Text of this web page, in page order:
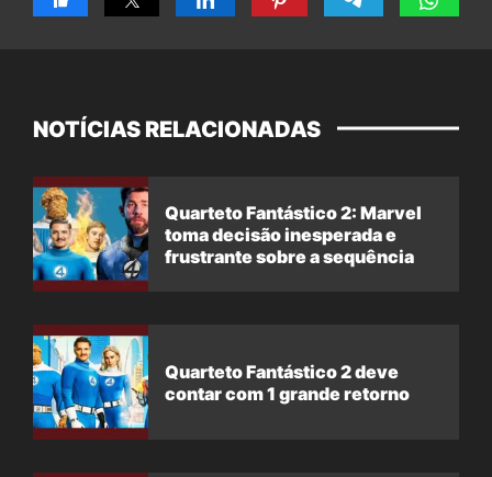
NOTÍCIAS RELACIONADAS
Quarteto Fantástico 2: Marvel
toma decisão inesperada e
frustrante sobre a sequência
Quarteto Fantástico 2 deve
contar com 1 grande retorno